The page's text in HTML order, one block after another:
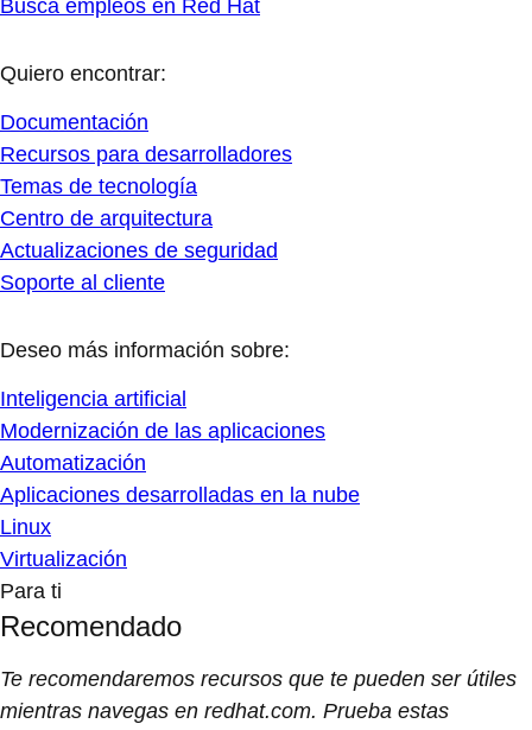
Busca empleos en Red Hat
Quiero encontrar:
Documentación
Recursos para desarrolladores
Temas de tecnología
Centro de arquitectura
Actualizaciones de seguridad
Soporte al cliente
Deseo más información sobre:
Inteligencia artificial
Modernización de las aplicaciones
Automatización
Aplicaciones desarrolladas en la nube
Linux
Virtualización
Para ti
Recomendado
Te recomendaremos recursos que te pueden ser útiles
mientras navegas en redhat.com. Prueba estas